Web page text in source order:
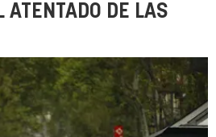
ATENTADO DE LAS